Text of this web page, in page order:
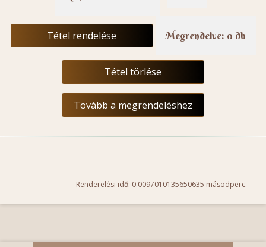
Tétel rendelése Megrendelve: 0 db
Tétel törlése
Tovább a megrendeléshez
Renderelési idő: 0.0097010135650635 másodperc.